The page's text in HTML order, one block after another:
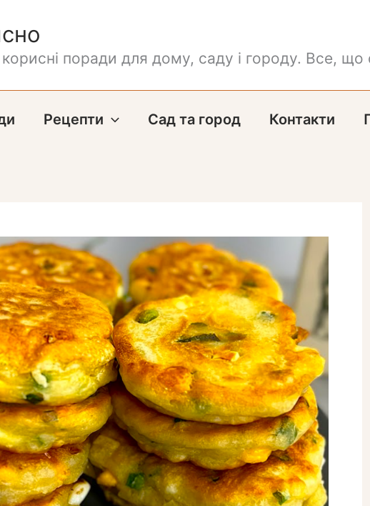
поради для дому, саду і городу. Все, що
Рецепти Сад та город Контакти